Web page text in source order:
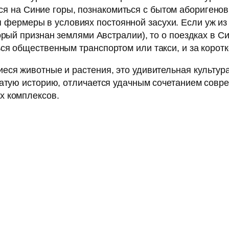
на Синие горы, познакомиться с бытом
фермеры в условиях постоянной засухи. Если уж
признан землями Австралии), то о поездках в
общественным транспортом или такси, и за
животные и растения, это удивительная
историю, отличается удачным сочетанием
комплексов.